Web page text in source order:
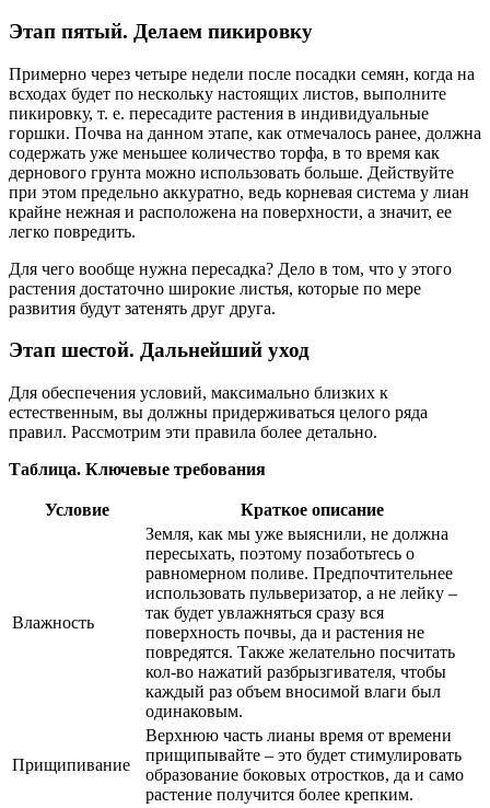
Этап пятый. Делаем пикировку
Примерно через четыре недели после посадки семян, когда на
всходах будет по нескольку настоящих листов, выполните
пикировку, т. е. пересадите растения в индивидуальные
горшки. Почва на данном этапе, как отмечалось ранее, должна
содержать уже меньшее количество торфа, в то время как
дернового грунта можно использовать больше. Действуйте
при этом предельно аккуратно, ведь корневая система у лиан
крайне нежная и расположена на поверхности, а значит, ее
легко повредить.
Для чего вообще нужна пересадка? Дело в том, что у этого
растения достаточно широкие листья, которые по мере
развития будут затенять друг друга.
Этап шестой. Дальнейший уход
Для обеспечения условий, максимально близких к
естественным, вы должны придерживаться целого ряда
правил. Рассмотрим эти правила более детально.
Таблица. Ключевые требования
Условие Краткое описание
Влажность
Земля, как мы уже выяснили, не должна
пересыхать, поэтому позаботьтесь о
равномерном поливе. Предпочтительнее
использовать пульверизатор, а не лейку –
так будет увлажняться сразу вся
поверхность почвы, да и растения не
повредятся. Также желательно посчитать
кол-во нажатий разбрызгивателя, чтобы
каждый раз объем вносимой влаги был
одинаковым.
Прищипивание
Верхнюю часть лианы время от времени
прищипывайте – это будет стимулировать
образование боковых отростков, да и само
растение получится более крепким.